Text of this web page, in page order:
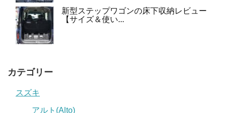
新型ステップワゴンの床下収納レビュー
【サイズ＆使い...
カテゴリー
スズキ
アルト(Alto)